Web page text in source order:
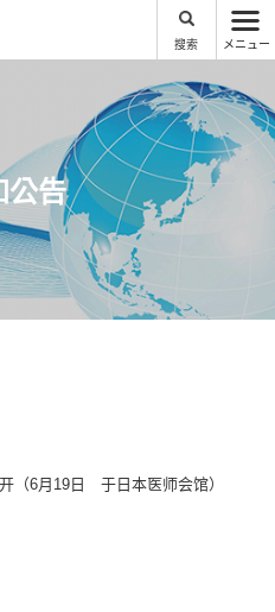
搜索 メニュー
公告
（6月19日 于日本医师会馆）